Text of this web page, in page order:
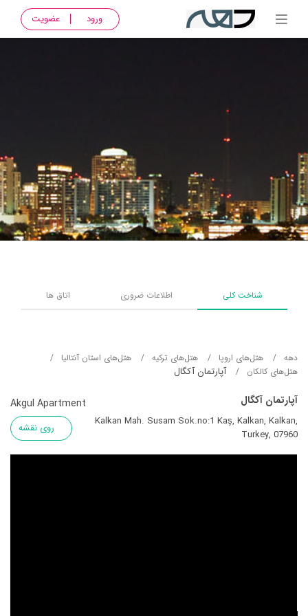
ورود عضویت
شناخت کلی اطلاعات ضروری اتاق ها
دهه هتل‌های اروپا هتل‌های ترکیه
هتل‌های استان آنتالیا
هتل‌های کالکان
آپارتمان آکگال
آپارتمان آکگال Akgul Apartment
Kalkan Mah. Susam Sok.no:1 Kaş, Kalkan, Kalkan,
Turkey, 07960
روی نقشه